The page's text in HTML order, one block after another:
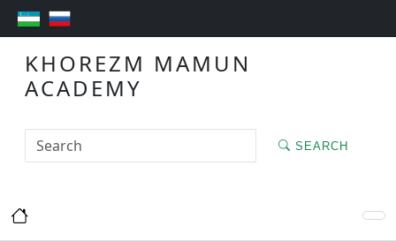
KHOREZM MAMUN
ACADEMY
SEARCH